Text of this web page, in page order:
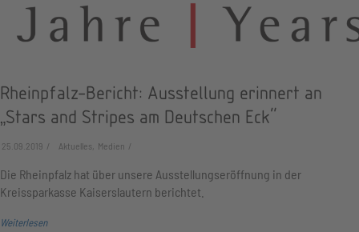
Rheinpfalz-Bericht: Ausstellung erinnert an
„Stars and Stripes am Deutschen Eck"
25.09.2019 Aktuelles, Medien
Die Rheinpfalz hat über unsere Ausstellungseröffnung in der
Kreissparkasse Kaiserslautern berichtet.
Weiterlesen